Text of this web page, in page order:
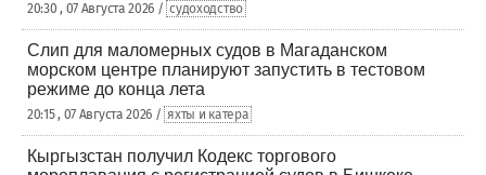
20:30 , 07 Августа 2026 / судоходство
Слип для маломерных судов в Магаданском
морском центре планируют запустить в тестовом
режиме до конца лета
20:15 , 07 Августа 2026 / яхты и катера
Кыргызстан получил Кодекс торгового